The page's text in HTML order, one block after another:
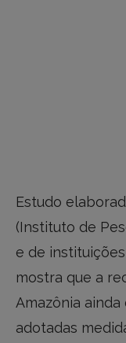
Estudo
(Instituto de
e de
mostra que a
Amazônia
adotadas